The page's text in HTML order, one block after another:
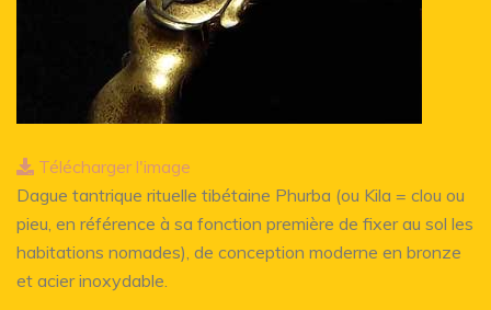
Télécharger l'image
Dague tantrique rituelle tibétaine Phurba (ou Kila = clou ou
pieu, en référence à sa fonction première de fixer au sol les
habitations nomades), de conception moderne en bronze
et acier inoxydable.